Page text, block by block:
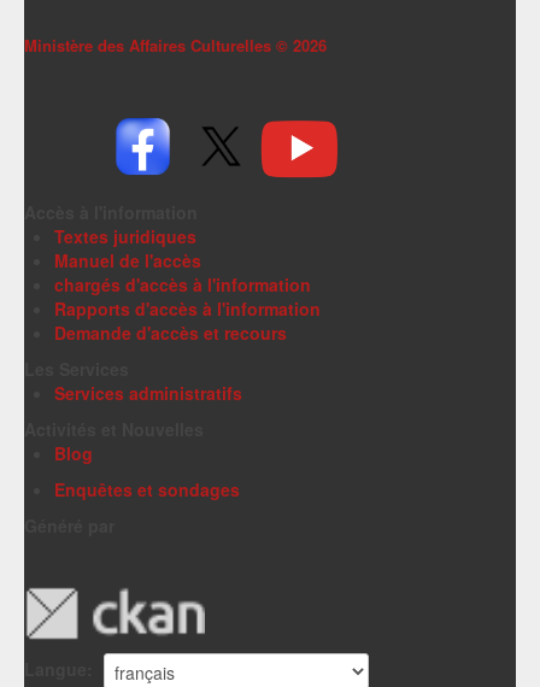
Ministère des Affaires Culturelles © 2026
Textes juridiques
Manuel de l'accès
chargés d'accès à l'information
Rapports d'accès à l'information
Demande d'accès et recours
Services administratifs
Blog
Enquêtes et sondages